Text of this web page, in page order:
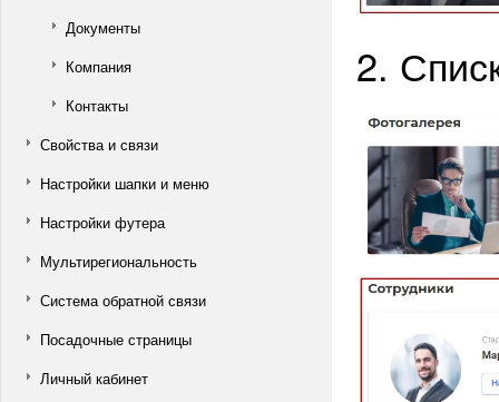
Документы
Компания
Контакты
Свойства и связи
Настройки шапки и меню
Настройки футера
Мультирегиональность
Система обратной связи
Посадочные страницы
Личный кабинет
2.